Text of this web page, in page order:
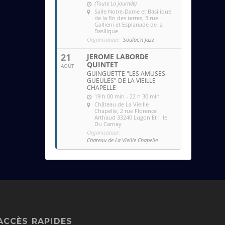
(Toute La Journée)
Salle Notre-Dame et Basilique
de la fin des terres , 3 rue
Gallieni et Esplanade de la
Basilique
Organisateur: Soulac'n Jazz
21
AOÛT
JEROME LABORDE
QUINTET
GUINGUETTE "LES AMUSES-
GUEULES" DE LA VIEILLE
CHAPELLE
19 h 00 min - 22 h 30 min
Château de La Vieille
Chapelle , 2 rue Florence
Arthaud 33240 Lugon Et l Ile
Du Carnay
Organisateur:
Chateau de La Vieille Chapelle
RAPIDES